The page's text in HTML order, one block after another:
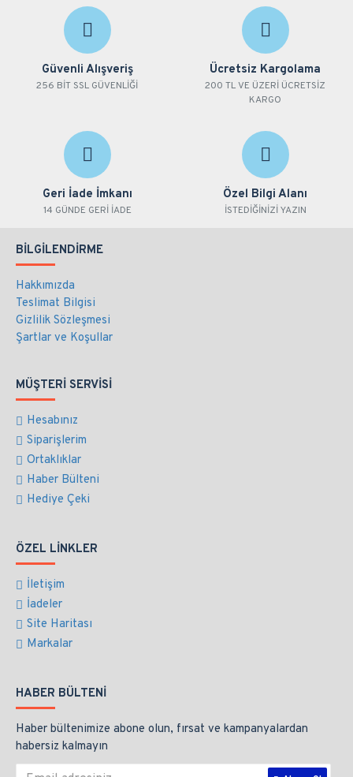
Güvenli Alışveriş
256 BİT SSL GÜVENLİĞİ
Ücretsiz Kargolama
200 TL VE ÜZERİ ÜCRETSİZ
KARGO
Geri İade İmkanı
14 GÜNDE GERİ İADE
Özel Bilgi Alanı
İSTEDİĞİNİZİ YAZIN
BILGILENDIRME
Hakkımızda
Teslimat Bilgisi
Gizlilik Sözleşmesi
Şartlar ve Koşullar
MÜŞTERI SERVISI
Hesabınız
Siparişlerim
Ortaklıklar
Haber Bülteni
Hediye Çeki
ÖZEL LINKLER
İletişim
İadeler
Site Haritası
Markalar
HABER BÜLTENI
Haber bültenimize abone olun, fırsat ve kampanyalardan
habersiz kalmayın